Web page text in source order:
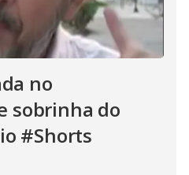
no
sobrinha do
#Shorts